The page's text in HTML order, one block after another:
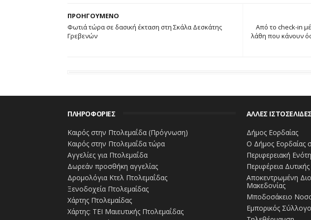
Από το check-in
λάθη που κάνουν
ΠΡΟΗΓΟΥΜΕΝΟ
Φωτιά τώρα σε δασική έκταση στη Σκάλα Δεσκάτης
Γρεβενών
ΠΛΗΡΟΦΟΡΙΕΣ
Καιρός στην Πτολεμαΐδα (Πρόγνωση)
Καιρός στην Πτολεμαΐδα τώρα
Αγγελίες για Πτολεμαΐδα
Δωρεάν προσθήκη αγγελίας
Δρομολόγια Κτελ Πτολεμαΐδας
Ξενοδοχεία Πτολεμαίδας
Χάρτης Πτολεμαίδας
Χάρτης: ΤΕΙ Μαιευτικής Πτολεμαΐδας
ΑΛΛΕΣ ΙΣΤΟΣΕΛΙΔΕΣ
Δήμος Εορδαίας
Ο Δήμος Εορδαίας
Περιφερειακή
Περιφέρεια
Αποκεντρωμένη
Μακεδονίας
Μποδοσάκειο
Εμπορικός